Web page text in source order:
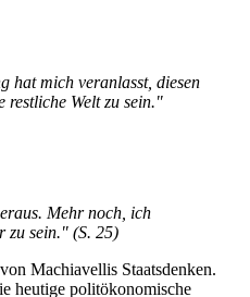
hat mich veranlasst, diesen
restliche Welt zu sein."
Mehr noch, ich
zu sein." (S. 25)
Machiavellis Staatsdenken.
heutige politökonomische